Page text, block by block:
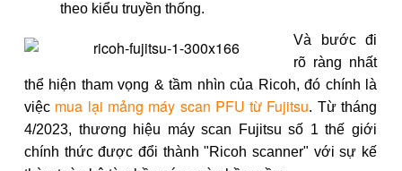
theo kiểu truyền thống.
Và bước đi
rõ ràng nhất
thể hiện tham vọng & tầm nhìn của Ricoh, đó chính là
việc mua lại mảng máy scan PFU từ Fujitsu. Từ tháng
4/2023, thương hiệu máy scan Fujitsu số 1 thế giới
chính thức được đổi thành "Ricoh scanner" với sự kế